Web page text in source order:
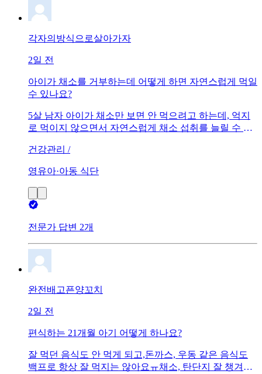
각자의방식으로살아가자
2일 전
아이가 채소를 거부하는데 어떻게 하면 자연스럽게 먹일
수 있나요?
5살 남자 아이가 채소만 보면 안 먹으려고 하는데, 억지
로 먹이지 않으면서 자연스럽게 채소 섭취를 늘릴 수 있
건강관리 /
영유아·아동 식단
전문가 답변 2개
완전배고픈양꼬치
2일 전
편식하는 21개월 아기 어떻게 하나요?
잘 먹던 음식도 안 먹게 되고,돈까스, 우동 같은 음식도
백프로 항상 잘 먹지는 않아요ㅠ채소, 탄단지 잘 챙겨주